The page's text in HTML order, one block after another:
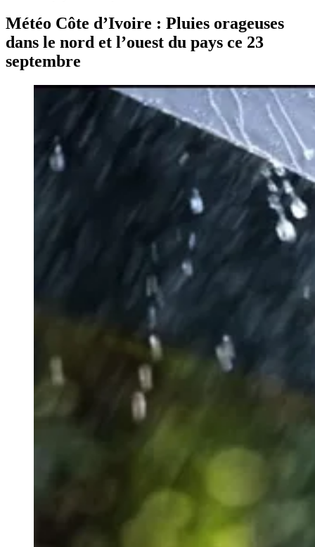
Météo Côte d’Ivoire : Pluies orageuses
dans le nord et l’ouest du pays ce 23
septembre